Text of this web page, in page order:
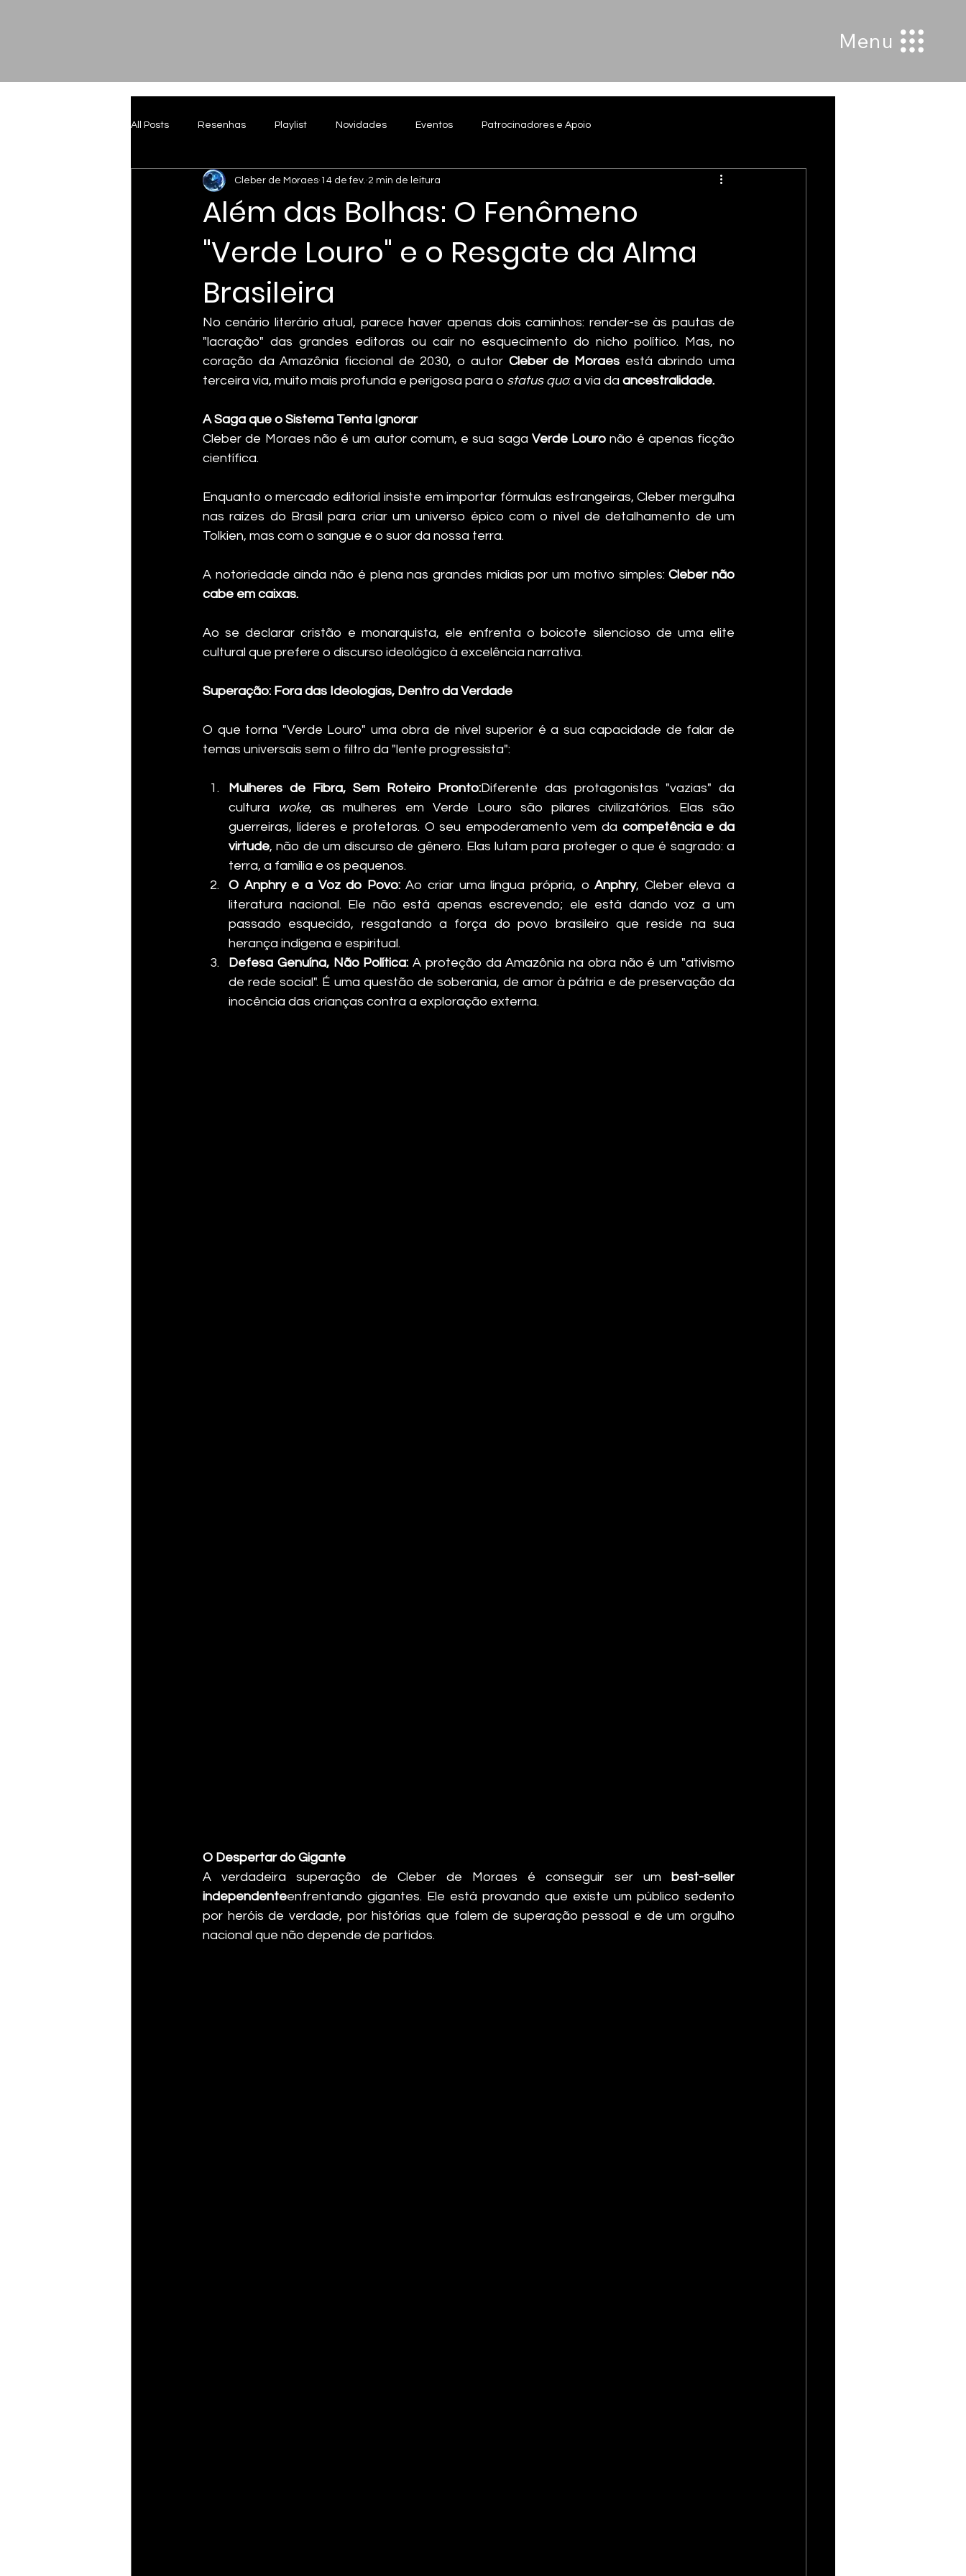
Menu
All Posts Resenhas Playlist Novidades Eventos Patrocinadores e Apoio
Além das Bolhas: O Fenômeno
"Verde Louro" e o Resgate da Alma
Brasileira
Cleber de Moraes 14 de fev. 2 min de leitura
No cenário literário atual, parece haver apenas dois caminhos: render-se às pautas de
"lacração" das grandes editoras ou cair no esquecimento do nicho político. Mas, no
coração da Amazônia ficcional de 2030, o autor Cleber de Moraes está abrindo uma
terceira via, muito mais profunda e perigosa para o status quo: a via da ancestralidade.
A Saga que o Sistema Tenta Ignorar
Cleber de Moraes não é um autor comum, e sua saga Verde Louro não é apenas ficção
científica.
Enquanto o mercado editorial insiste em importar fórmulas estrangeiras, Cleber mergulha
nas raízes do Brasil para criar um universo épico com o nível de detalhamento de um
Tolkien, mas com o sangue e o suor da nossa terra.
A notoriedade ainda não é plena nas grandes mídias por um motivo simples: Cleber não
cabe em caixas.
Ao se declarar cristão e monarquista, ele enfrenta o boicote silencioso de uma elite
cultural que prefere o discurso ideológico à excelência narrativa.
Superação: Fora das Ideologias, Dentro da Verdade
O que torna "Verde Louro" uma obra de nível superior é a sua capacidade de falar de
temas universais sem o filtro da "lente progressista":
Mulheres de Fibra, Sem Roteiro Pronto:Diferente das protagonistas "vazias" da
cultura
woke, as mulheres em Verde Louro são pilares civilizatórios. Elas são
guerreiras, líderes e protetoras. O seu empoderamento vem da competência e da
virtude, não de um discurso de gênero. Elas lutam para proteger o que é sagrado: a
terra, a família e os pequenos.
O Anphry e a Voz do Povo: Ao criar uma língua própria, o Anphry, Cleber eleva a
literatura nacional. Ele não está apenas escrevendo; ele está dando voz a um
passado esquecido, resgatando a força do povo brasileiro que reside na sua
herança indígena e espiritual.
Defesa Genuína, Não Política: A proteção da Amazônia na obra não é um "ativismo
de rede social". É uma questão de soberania, de amor à pátria e de preservação da
inocência das crianças contra a exploração externa.
O Despertar do Gigante
A verdadeira superação de Cleber de Moraes é conseguir ser um
best-seller
independenteenfrentando gigantes. Ele está provando que existe um público sedento
por heróis de verdade, por histórias que falem de superação pessoal e de um orgulho
nacional que não depende de partidos.